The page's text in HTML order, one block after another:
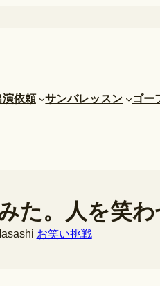
演依頼 サンバレッスン ゴー
た。人を笑わ
お笑い挑戦